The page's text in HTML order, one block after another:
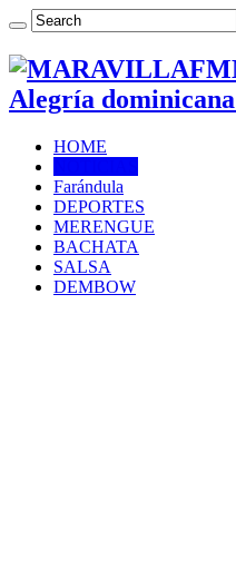
Alegría
HOME
Farándula
DEPORTES
MERENGUE
BACHATA
SALSA
DEMBOW